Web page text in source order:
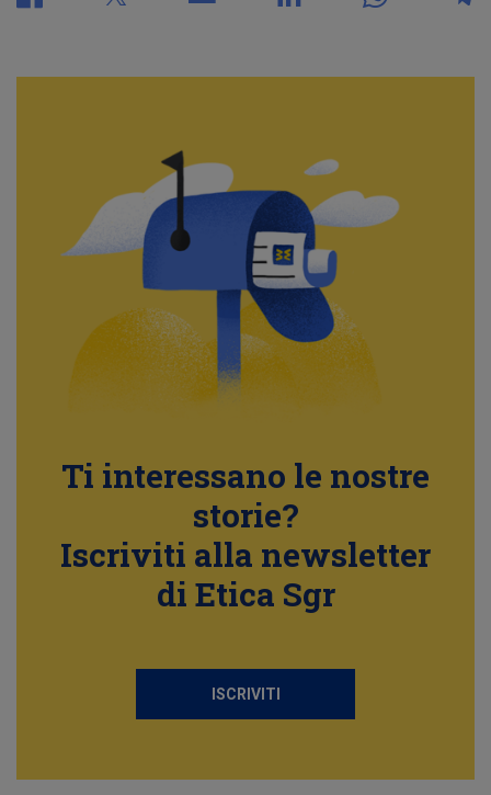
Ti interessano le nostre
storie?
Iscriviti alla newsletter
di Etica Sgr
ISCRIVITI